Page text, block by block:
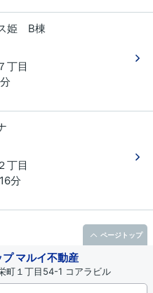
姫 B棟
７丁目
丁目
分
マルイ不動産
町１丁目54-1 コアラビル
ページトップ